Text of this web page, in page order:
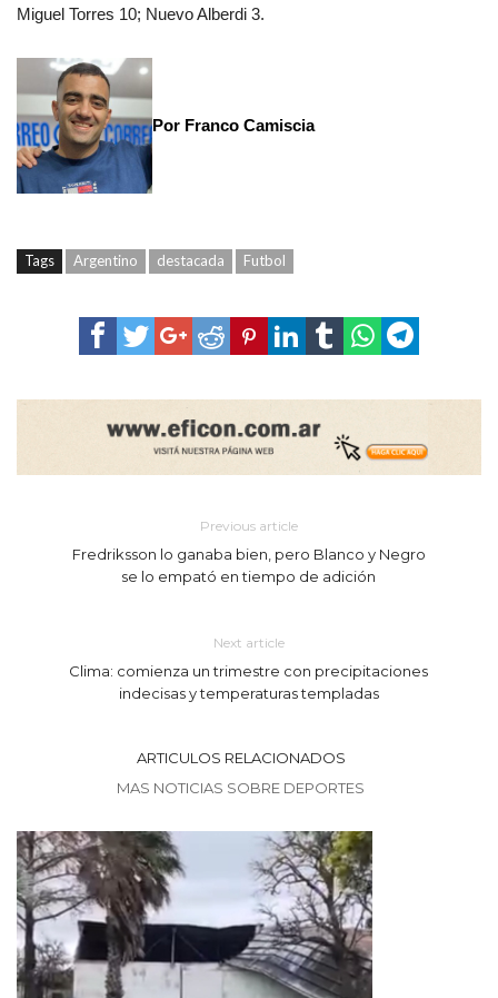
Miguel Torres 10; Nuevo Alberdi 3.
Por Franco Camiscia
Tags Argentino destacada Futbol
Previous article
Fredriksson lo ganaba bien, pero Blanco y Negro
se lo empató en tiempo de adición
Next article
Clima: comienza un trimestre con precipitaciones
indecisas y temperaturas templadas
ARTICULOS RELACIONADOS
MAS NOTICIAS SOBRE DEPORTES